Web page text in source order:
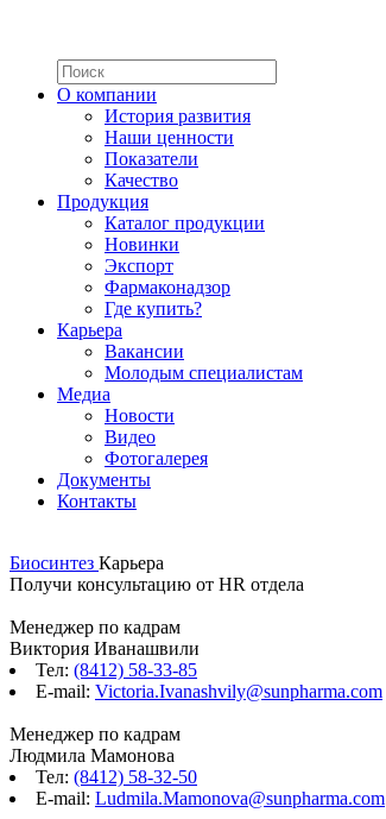
О компании
История развития
Наши ценности
Показатели
Качество
Продукция
Каталог продукции
Новинки
Экспорт
Фармаконадзор
Где купить?
Карьера
Вакансии
Молодым специалистам
Медиа
Новости
Видео
Фотогалерея
Документы
Контакты
Биосинтез Карьера
Получи консультацию от HR отдела
Менеджер по кадрам
Виктория Иванашвили
Тел: (8412) 58-33-85
E-mail: Victoria.Ivanashvily@sunpharma.com
Менеджер по кадрам
Людмила Мамонова
Тел: (8412) 58-32-50
E-mail: Ludmila.Mamonova@sunpharma.com